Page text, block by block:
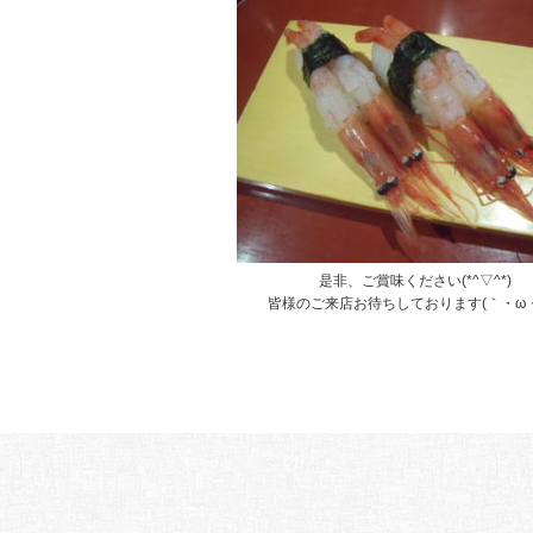
是非、ご賞味ください(*^▽^*)
皆様のご来店お待ちしております(｀・ω